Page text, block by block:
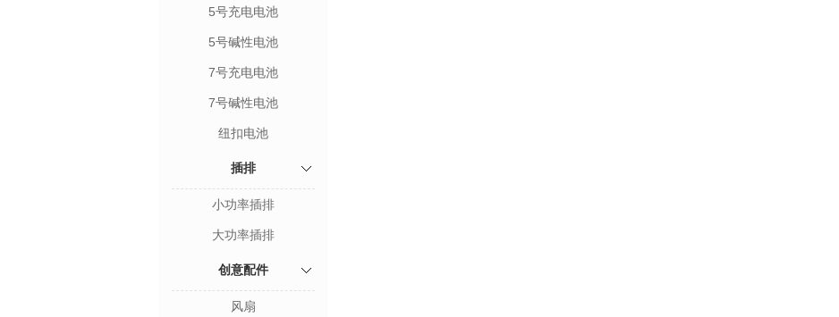
5号充电电池
5号碱性电池
7号充电电池
7号碱性电池
纽扣电池
插排
小功率插排
大功率插排
创意配件
风扇